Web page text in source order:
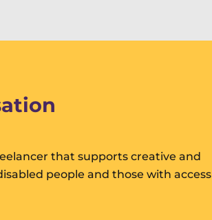
that supports creative and
people and those with access